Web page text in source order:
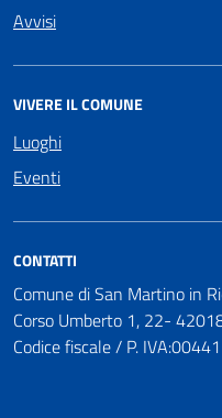
Avvisi
VIVERE IL COMUNE
Luoghi
Eventi
CONTATTI
Comune di San Martino in
Corso Umberto 1, 22-
Codice fiscale / P.